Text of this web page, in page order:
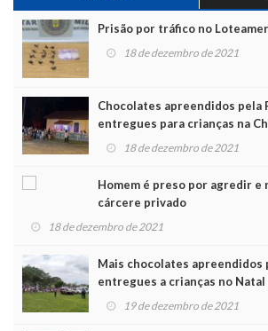
Prisão por tráfico no
18 de dezembro de 2021
Chocolates apreendidos pela
entregues para crianças na
Noel
18 de dezembro de 2021
Homem é preso por agredir e
cárcere privado
18 de dezembro de 2021
Mais chocolates apreendidos
entregues a crianças no
19 de dezembro de 2021